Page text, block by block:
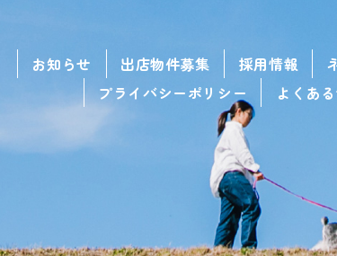
お知らせ 出店物件募集 採用情報
プライバシーポリシー
よくあ